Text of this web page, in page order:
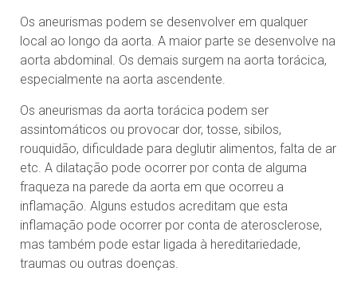
Os aneurismas podem se desenvolver em qualquer
local ao longo da aorta. A maior parte se desenvolve na
aorta abdominal. Os demais surgem na aorta torácica,
especialmente na aorta ascendente.
Os aneurismas da aorta torácica podem ser
assintomáticos ou provocar dor, tosse, sibilos,
rouquidão, dificuldade para deglutir alimentos, falta de ar
etc. A dilatação pode ocorrer por conta de alguma
fraqueza na parede da aorta em que ocorreu a
inflamação. Alguns estudos acreditam que esta
inflamação pode ocorrer por conta de aterosclerose,
mas também pode estar ligada à hereditariedade,
traumas ou outras doenças.